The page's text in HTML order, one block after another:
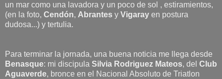
un mar como una lavadora y un poco de sol , estiramientos,
(en la foto, Cendón, Abrantes y Vigaray en postura
dudosa...) y tertulia.
Para terminar la jornada, una buena noticia me llega desde
Benasque: mi discipula Silvia Rodriguez Mateos, del Club
Aguaverde, bronce en el Nacional Absoluto de Triatlon